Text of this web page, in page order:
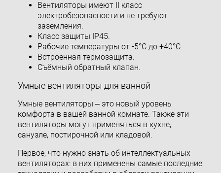
Вентиляторы имеют II класс
электробезопасности и не требуют
заземления.
Класс защиты IP45.
Рабочие температуры от -5°С до +40°С.
Встроенная термозащита.
Съёмный обратный клапан.
Умные вентиляторы для ванной
Умные вентиляторы – это новый уровень
комфорта в вашей ванной комнате. Также эти
вентиляторы могут применяться в кухне,
санузле, постирочной или кладовой.
Первое, что нужно знать об интеллектуальных
вентиляторах: в них применены самые последние